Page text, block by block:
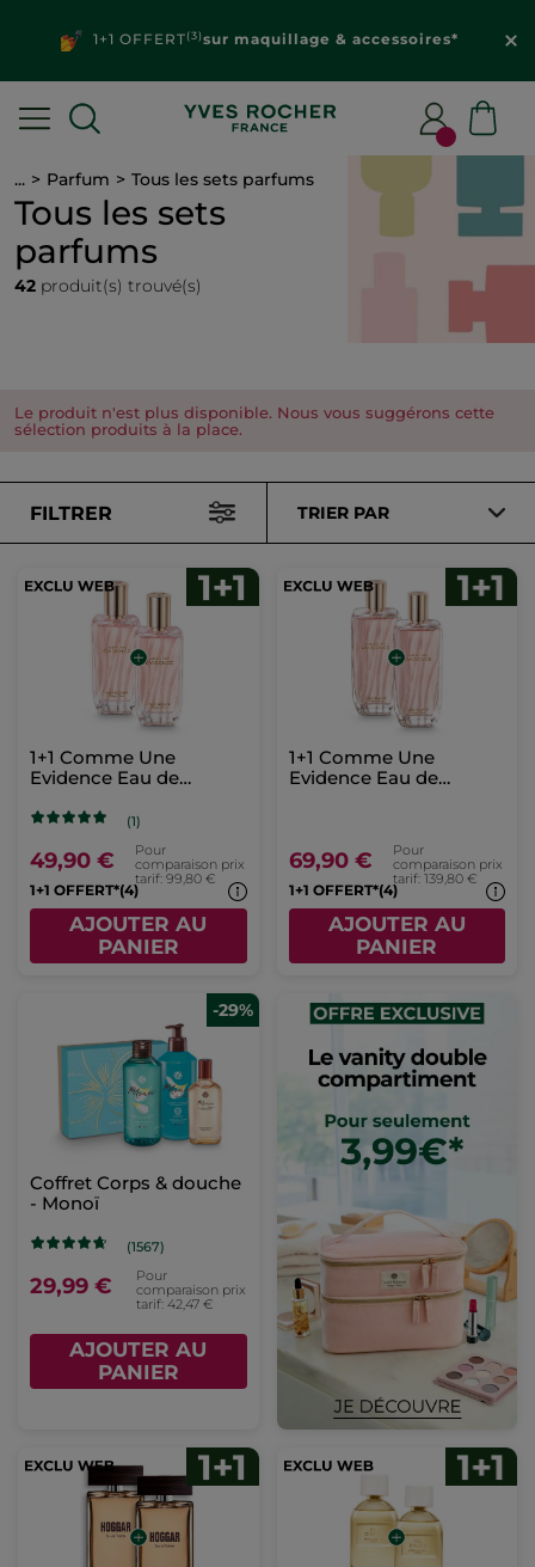
1+1 OFFERT(3)sur maquillage & accessoires*
... Parfum Tous les sets parfums
Tous les sets
parfums
42 produit(s) trouvé(s)
Le produit n'est plus disponible. Nous vous suggérons cette
sélection produits à la place.
FILTRER TRIER PAR
1+1 Comme Une
Evidence Eau de
(1)
49,90 €
Pour
comparaison prix
tarif: 99,80 €
1+1 OFFERT*(4)
AJOUTER AU
PANIER
1+1 Comme Une
Evidence Eau de
69,90 €
Pour
comparaison prix
tarif: 139,80 €
1+1 OFFERT*(4)
AJOUTER AU
PANIER
-29%
Coffret Corps & douche
- Monoï
(1567)
29,99 €
Pour
comparaison prix
tarif: 42,47 €
AJOUTER AU
PANIER